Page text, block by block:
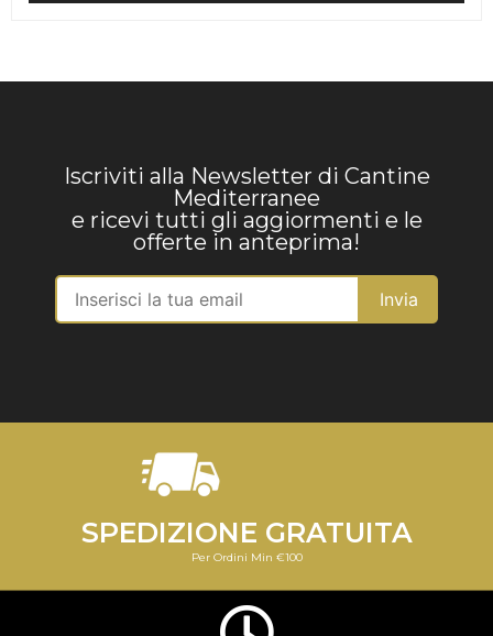
Iscriviti alla Newsletter di Cantine
Mediterranee
e ricevi tutti gli aggiormenti e le
offerte in anteprima!
SPEDIZIONE GRATUITA
Per Ordini Min €100